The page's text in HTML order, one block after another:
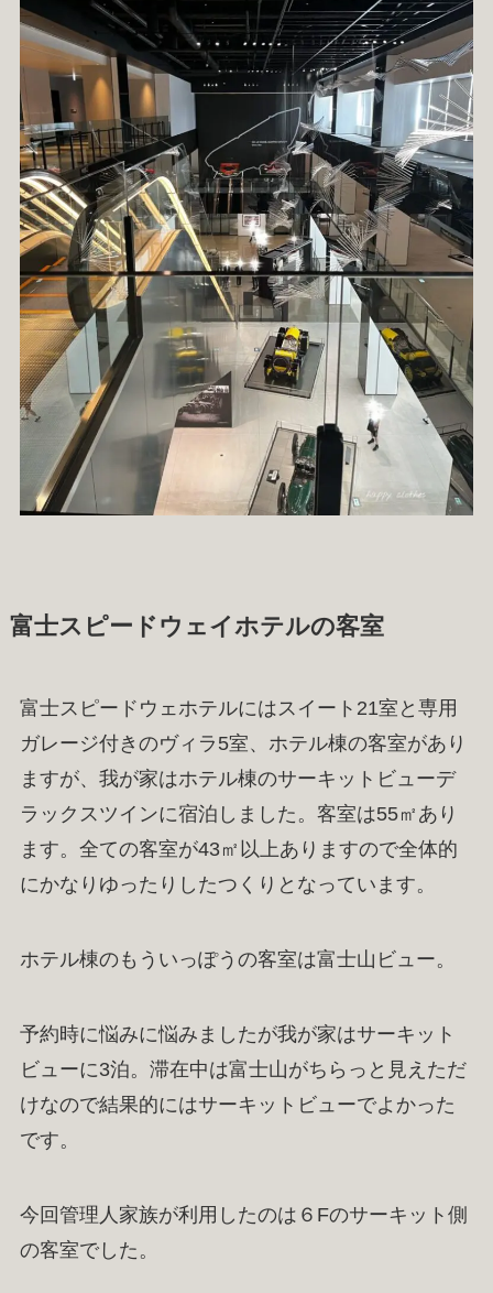
富士スピードウェイホテルの客室
富士スピードウェホテルにはスイート21室と専用
ガレージ付きのヴィラ5室、ホテル棟の客室があり
ますが、我が家はホテル棟のサーキットビューデ
ラックスツインに宿泊しました。客室は55㎡あり
ます。全ての客室が43㎡以上ありますので全体的
にかなりゆったりしたつくりとなっています。
ホテル棟のもういっぽうの客室は富士山ビュー。
予約時に悩みに悩みましたが我が家はサーキット
ビューに3泊。滞在中は富士山がちらっと見えただ
けなので結果的にはサーキットビューでよかった
です。
今回管理人家族が利用したのは６Fのサーキット側
の客室でした。